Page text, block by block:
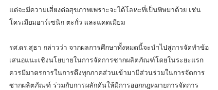
แต่จะมีความเสี่ยงต่อสุขภาพเพราะจะได้โลหะที่เป็นพิษมาด้วย เช่น
โครเมียมอาร์เซนิก ตะกั่ว และแคดเมียม
รศ.ดร.สุธา กล่าวว่า จากผลการศึกษาทั้งหมดนี้จะนำไปสู่การจัดทำข้อ
เสนอแนะเชิงนโยบายในการจัดการซากผลิตภัณฑ์โดยในระยะแรก
ควรมีมาตรการในการดึงทุกภาคส่วนเข้ามามีส่วนร่วมในการจัดการ
ซากผลิตภัณฑ์ ร่วมกับการผลักดันให้มีการออกกฎหมายการจัดการ